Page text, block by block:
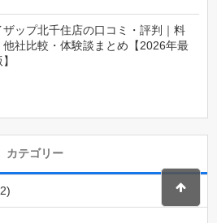
ザップ北千住店の口コミ・評判｜料
他社比較・体験談まとめ【2026年最
カテゴリー